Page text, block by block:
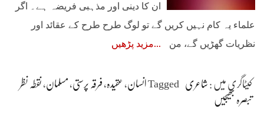
ان کا دینی اور مذہبی فریضہ ہے۔ اگر
علماء یہ کام نہیں کریں گے تو لوگ طرح طرح کے عقائد اور
نظریات گھڑیں گے، من
مزید پڑھیں
کیٹاگری میں : شاعری Taggedانسان، عقیدہ، فرقہ پرستی، مسلمان، نقطہ نظر
تبصرہ بھیجیں